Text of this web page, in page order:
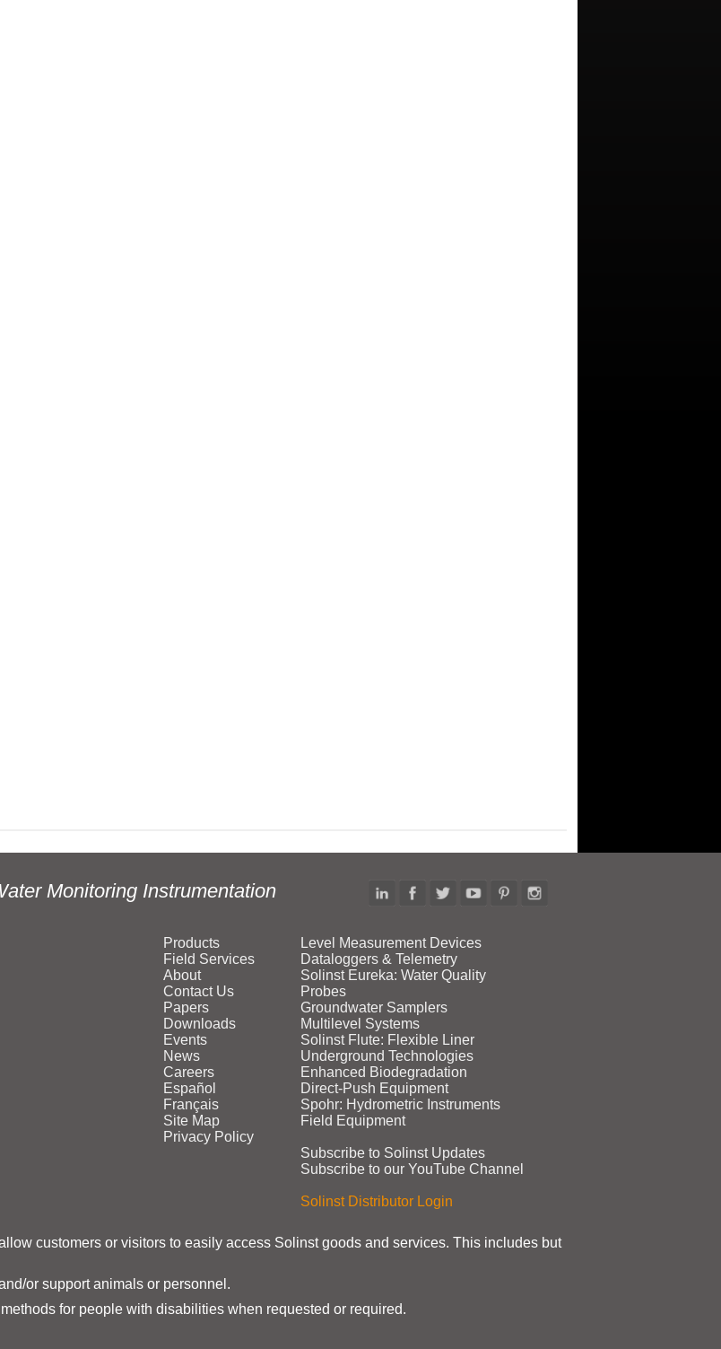
Monitoring Instrumentation
Products
Field Services
About
Contact Us
Papers
Downloads
Events
News
Careers
Español
Français
Site Map
Privacy Policy
Level Measurement Devices
Dataloggers & Telemetry
Solinst Eureka: Water Quality
Probes
Groundwater Samplers
Multilevel Systems
Solinst Flute: Flexible Liner
Underground Technologies
Enhanced Biodegradation
Direct‑Push Equipment
Spohr: Hydrometric Instruments
Field Equipment
Subscribe to Solinst Updates
Subscribe to our YouTube Channel
Solinst Distributor Login
customers or visitors to easily access Solinst goods and services. This includes but
or support animals or personnel.
for people with disabilities when requested or required.